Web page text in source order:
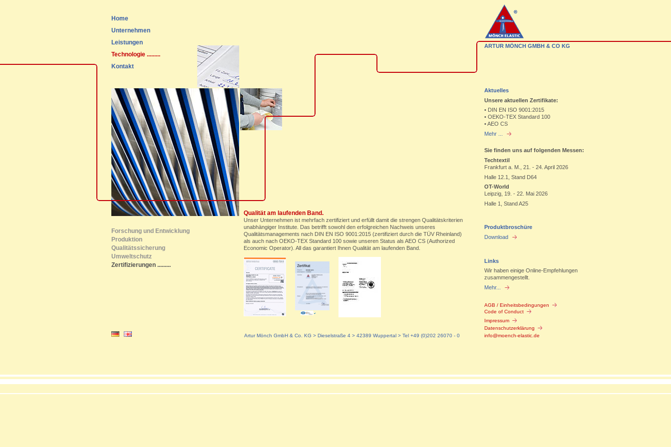
ARTUR MÖNCH GMBH & CO KG
Home
Unternehmen
Leistungen
Technologie .........
Forschung und Entwicklung
Produktion
Qualitätssicherung
Umweltschutz
Zertifizierungen .........
Kontakt
Impressum
Datenschutzerklärung
Qualität am laufenden Band.
Unser Unternehmen ist mehrfach zertifiziert und erfüllt damit die strengen Qualitätskriterien
unabhängiger Institute. Das betrifft sowohl den erfolgreichen Nachweis unseres
Qualitätsmanagements nach DIN EN ISO 9001:2015 (zertifiziert durch die TÜV Rheinland)
als auch nach OEKO-TEX Standard 100 sowie unseren Status als AEO CS (Authorized
Economic Operator). All das garantiert Ihnen Qualität am laufenden Band.
Aktuelles
Unsere aktuellen Zertifikate:
• DIN EN ISO 9001:2015
• OEKO-TEX Standard 100
• AEO CS
Mehr ...
Sie finden uns auf folgenden Messen:
Techtextil
Frankfurt a. M., 21. - 24. April 2026
Halle 12.1, Stand D64
OT-World
Leipzig, 19. - 22. Mai 2026
Halle 1, Stand A25
Produktbroschüre
Download
Links
Wir haben einige Online-Empfehlungen
zusammengestellt.
Mehr...
AGB / Einheitsbedingungen
Code of Conduct
Artur Mönch GmbH & Co. KG > Dieselstraße 4 > 42389 Wuppertal > Tel +49 (0)202 26070 - 0 info@moench-elastic.de